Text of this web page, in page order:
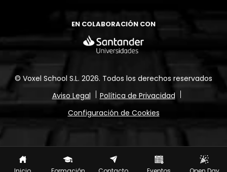
EN COLABORACIÓN CON
© Voxel School S.L. 2026. Todos los derechos reservados
Aviso Legal
Política de Privacidad
Configuración de Cookies